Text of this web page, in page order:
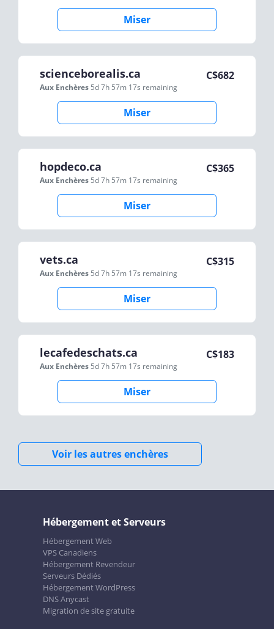
Miser
scienceborealis.ca
Aux Enchères 5d 7h 57m 17s remaining
C$682
Miser
hopdeco.ca
Aux Enchères 5d 7h 57m 17s remaining
C$365
Miser
vets.ca
Aux Enchères 5d 7h 57m 17s remaining
C$315
Miser
lecafedeschats.ca
Aux Enchères 5d 7h 57m 17s remaining
C$183
Miser
Voir les autres enchères
Hébergement et Serveurs
Hébergement Web
VPS Canadiens
Hébergement Revendeur
Serveurs Dédiés
Hébergement WordPress
DNS Anycast
Migration de site gratuite